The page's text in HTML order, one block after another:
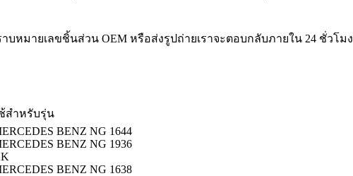
หมายเลขชิ้นส่วน OEM หรือส่งรูปถ่ายเราจะตอบกลับภายใน 24 ชั่วโมง
สำหรับรุ่น
BENZ NG 1644
BENZ NG 1936
BENZ NG 1638